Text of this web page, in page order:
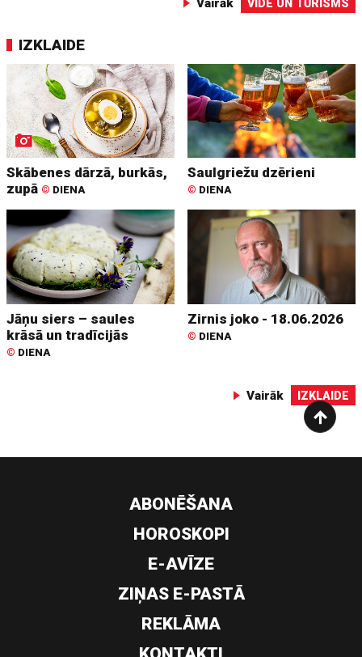
VIDE UN TŪRISMS
IZKLAIDE
Skābenes dārzā, burkās,
zupā © DIENA
Saulgriežu dzērieni
© DIENA
Jāņu siers – saules
krāsā un tradīcijās
© DIENA
Zirnis joko - 18.06.2026
© DIENA
Vairāk IZKLAIDE
ABONĒŠANA
HOROSKOPI
E-AVĪZE
ZIŅAS E-PASTĀ
REKLĀMA